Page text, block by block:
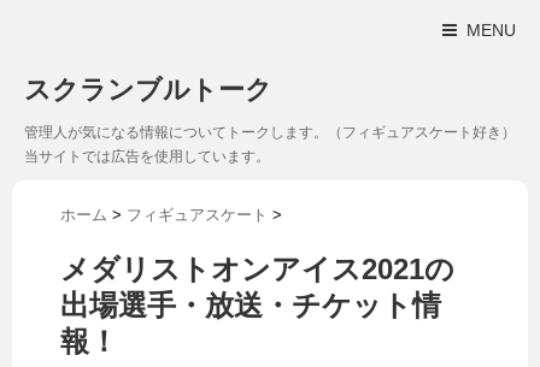
MENU
スクランブルトーク
管理人が気になる情報についてトークします。（フィギュアスケート好き）
当サイトでは広告を使用しています。
ホーム > フィギュアスケート >
メダリストオンアイス2021の
出場選手・放送・チケット情
報！